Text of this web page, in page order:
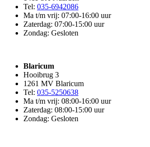
Tel: 035-6942086
Ma t/m vrij: 07:00-16:00 uur
Zaterdag: 07:00-15:00 uur
Zondag: Gesloten
Blaricum
Hooibrug 3
1261 MV Blaricum
Tel: 035-5250638
Ma t/m vrij: 08:00-16:00 uur
Zaterdag: 08:00-15:00 uur
Zondag: Gesloten